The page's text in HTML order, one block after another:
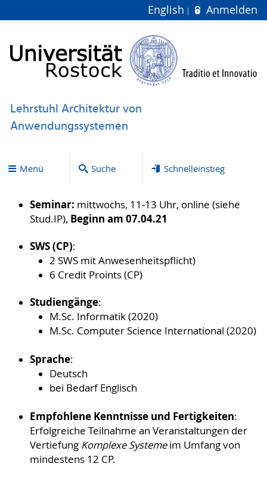
English Anmelden
Lehrstuhl Architektur von
Anwendungssystemen
Menü Suche Schnelleinstieg
Seminar: mittwochs, 11-13 Uhr, online (siehe
Stud.IP), Beginn am 07.04.21
SWS (CP):
2 SWS mit Anwesenheitspflicht)
6 Credit Proints (CP)
Studiengänge:
M.Sc. Informatik (2020)
M.Sc. Computer Science International (2020)
Sprache:
Deutsch
bei Bedarf Englisch
Empfohlene Kenntnisse und Fertigkeiten:
Erfolgreiche Teilnahme an Veranstaltungen der
Vertiefung Komplexe Systemeim Umfang von
mindestens 12 CP.